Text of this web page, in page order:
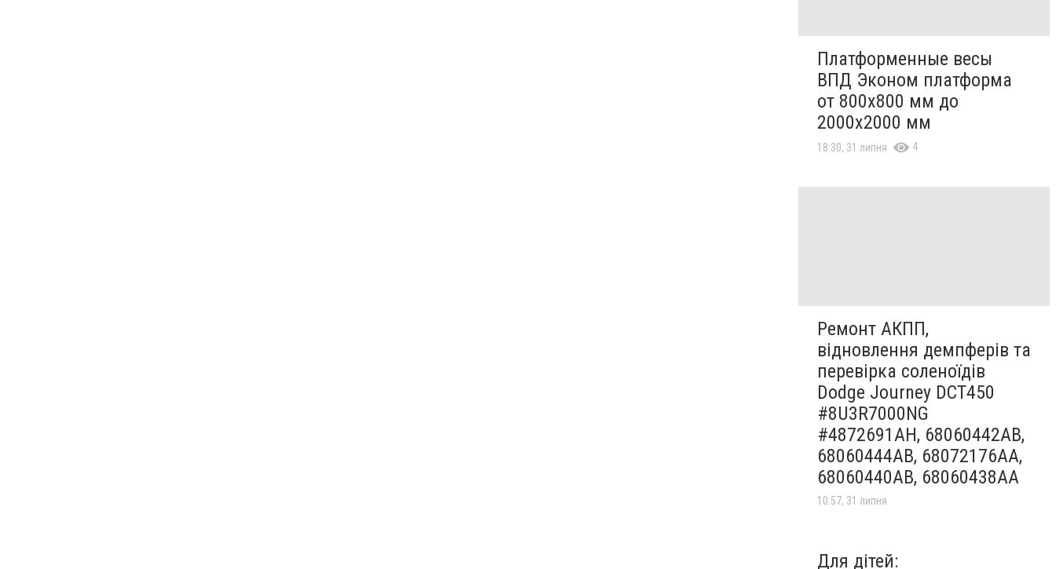
Платформенные весы
ВПД Эконом платформа
от 800х800 мм до
2000х2000 мм
18:30, 31 липня 4
Ремонт АКПП,
відновлення демпферів та
перевірка соленоїдів
Dodge Journey DCT450
#8U3R7000NG
#4872691AH, 68060442AB,
68060444AB, 68072176AA,
68060440AB, 68060438AA
10:57, 31 липня
Для дітей: